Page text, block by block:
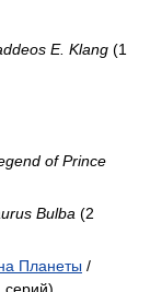
E. Klang (1
of Prince
Bulba (2
Планеты /